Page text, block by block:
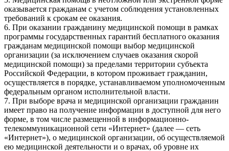
оказывается гражданам с учетом соблюдения установленных
требований к срокам ее оказания.
6. При оказании гражданину медицинской помощи в рамках
программы государственных гарантий бесплатного оказания
гражданам медицинской помощи выбор медицинской
организации (за исключением случаев оказания скорой
медицинской помощи) за пределами территории субъекта
Российской Федерации, в котором проживает гражданин,
осуществляется в порядке, устанавливаемом уполномоченным
федеральным органом исполнительной власти.
7. При выборе врача и медицинской организации гражданин
имеет право на получение информации в доступной для него
форме, в том числе размещенной в информационно-
телекоммуникационной сети «Интернет» (далее — сеть
«Интернет»), о медицинской организации, об осуществляемой
ею медицинской деятельности и о врачах, об уровне их